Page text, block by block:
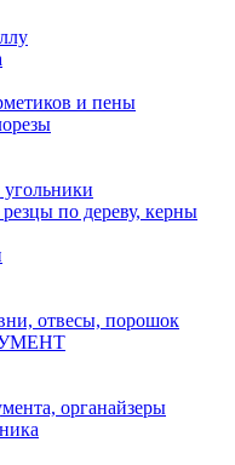
и пены
по дереву, керны
отвесы, порошок
органайзеры